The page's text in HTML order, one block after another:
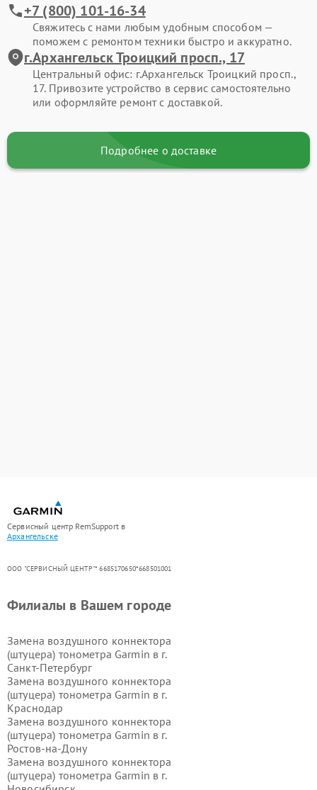
+7 (800) 101-16-34
Свяжитесь с нами любым удобным способом —
поможем с ремонтом техники быстро и аккуратно.
г.Архангельск Троицкий просп., 17
Центральный офис: г.Архангельск Троицкий просп.,
17. Привозите устройство в сервис самостоятельно
или оформляйте ремонт с доставкой.
Подробнее о доставке
Сервисный центр RemSupport в
Архангельске
ООО "СЕРВИСНЫЙ ЦЕНТР"* 6685170650*668501001
Филиалы в Вашем городе
Замена воздушного коннектора
(штуцера) тонометра Garmin в г.
Санкт-Петербург
Замена воздушного коннектора
(штуцера) тонометра Garmin в г.
Краснодар
Замена воздушного коннектора
(штуцера) тонометра Garmin в г.
Ростов-на-Дону
Замена воздушного коннектора
(штуцера) тонометра Garmin в г.